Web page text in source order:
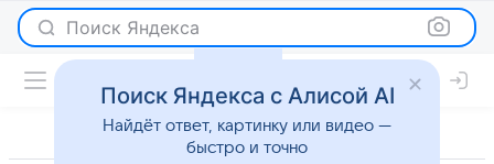
Поиск Яндекса
Поиск Яндекса с Алисой AI
Найдёт ответ, картинку или видео —
быстро и точно